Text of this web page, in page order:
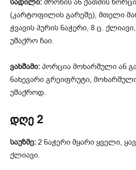
სადილი: ძროხის ან ქათმის
(კარტოფილის გარეშე), მთელი
ჭვავის პურის ნაჭერი, 8 ც.
უშაქრო ჩაი.
ვახშამი: პორცია მოხარშული ან
ნახევარი გრეიფრუტი,
უშაქროდ.
დღე 2
საუზმე: 2 ნაჭერი მყარი ყველი,
ქლიავი.